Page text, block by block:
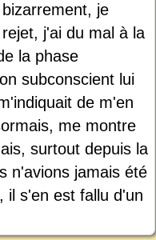
je
j'ai du mal à la
la phase
subconscient lui
de m'en
me montre
surtout depuis la
n'avions jamais été
il s'en est fallu d'un